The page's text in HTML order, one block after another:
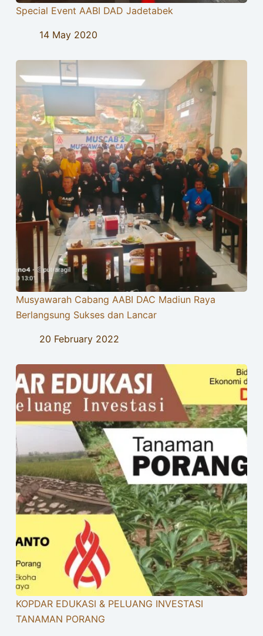
Special Event AABI DAD Jadetabek
14 May 2020
Musyawarah Cabang AABI DAC Madiun Raya
Berlangsung Sukses dan Lancar
20 February 2022
KOPDAR EDUKASI & PELUANG INVESTASI
TANAMAN PORANG